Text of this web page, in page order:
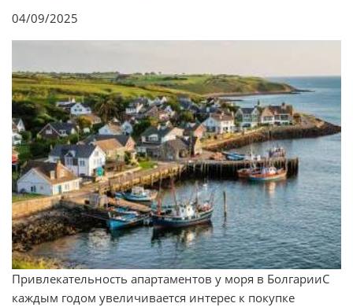
04/09/2025
Привлекательность апартаментов у моря в БолгарииС
каждым годом увеличивается интерес к покупке